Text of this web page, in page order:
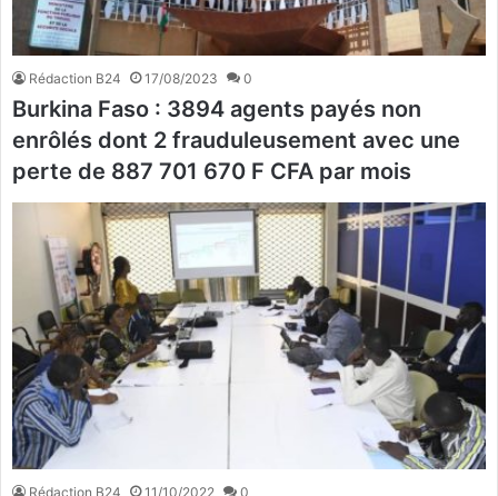
Rédaction B24 17/08/2023 0
Burkina Faso : 3894 agents payés non
enrôlés dont 2 frauduleusement avec une
perte de 887 701 670 F CFA par mois
Rédaction B24 11/10/2022 0